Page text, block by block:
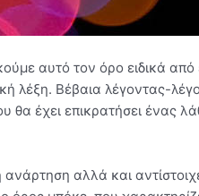
αυτό τον όρο ειδικά
λέξη. Βέβαια λέγοντας-
θα έχει επικρατήσει ένας
ανάρτηση αλλά και